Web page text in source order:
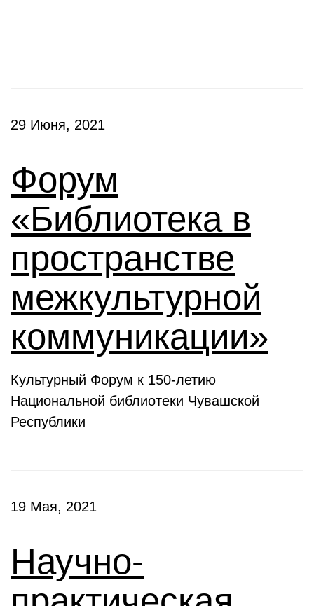
29 Июня, 2021
Форум
«Библиотека в
пространстве
межкультурной
коммуникации»
Культурный Форум к 150-летию
Национальной библиотеки Чувашской
Республики
19 Мая, 2021
Научно-